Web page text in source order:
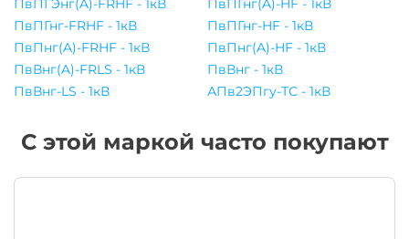
ПвПГЭнг(A)-FRHF - 1кВ
ПвПГнг(A)-HF - 1кВ
ПвПГнг-FRHF - 1кВ
ПвПГнг-HF - 1кВ
ПвПнг(A)-FRHF - 1кВ
ПвПнг(A)-HF - 1кВ
ПвВнг(A)-FRLS - 1кВ
ПвВнг - 1кВ
ПвВнг-LS - 1кВ
АПв2ЭПгу-ТС - 1кВ
С этой маркой часто покупают